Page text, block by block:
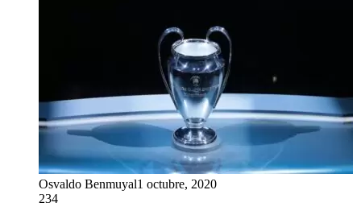
Osvaldo Benmuyal1 octubre, 2020
234